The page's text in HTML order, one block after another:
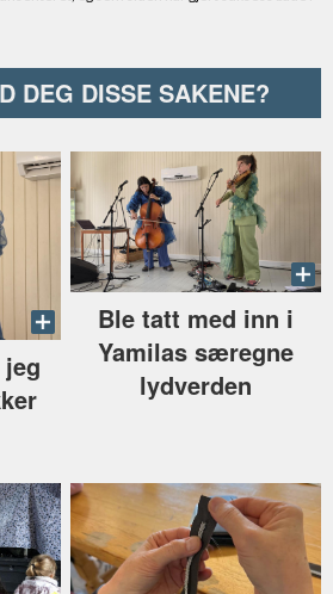
DEG DISSE SAKENE?
Ble tatt med inn i
Yamilas særegne
lydverden